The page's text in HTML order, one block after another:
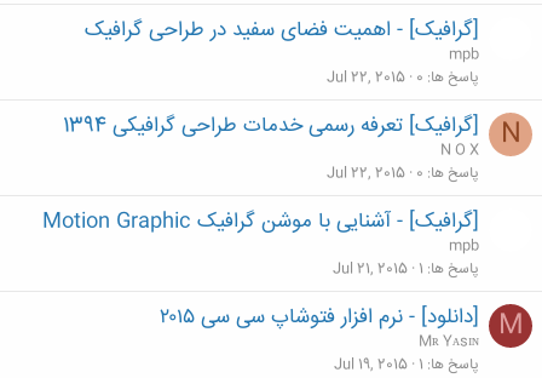
[گرافیک] - اهميت فضای سفيد در طراحی گرافيک
mpb
پاسخ ها 0
Jul 22, 2015
N [گرافیک] تعرفه رسمی خدمات طراحی گرافیکی 1394
N O X
پاسخ ها 0
Jul 22, 2015
[گرافیک] - آشنایی با موشن گرافیک Motion Graphic
mpb
پاسخ ها 1
Jul 21, 2015
M [دانلود] - نرم افزار فتوشاپ سی سی ۲۰۱۵
Mʀ Yᴀsɪɴ
پاسخ ها 1
Jul 19, 2015